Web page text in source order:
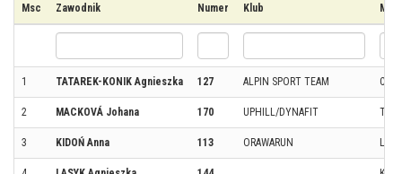
Msc Zawodnik Numer Klub
1 TATAREK-KONIK Agnieszka 127 ALPIN SPORT TEAM
2 MACKOVÁ Johana 170 UPHILL/DYNAFIT
3 KIDOŃ Anna 113 ORAWARUN